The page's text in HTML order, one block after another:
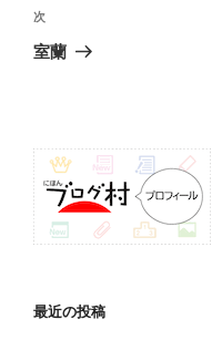
ビ
ゲ
ン
稿
次
の
次
室蘭
最近の投稿